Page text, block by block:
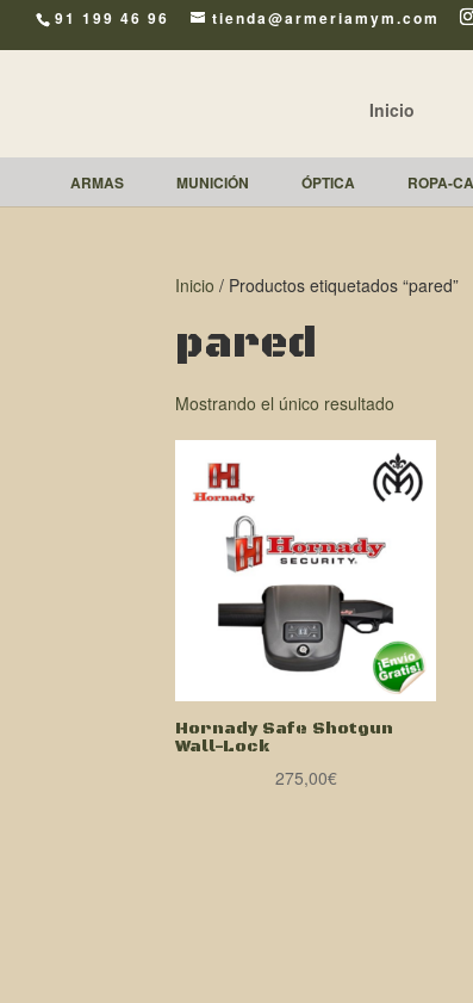
91 199 46 96 tienda@armeriamym.com
Inicio
ARMAS MUNICIÓN ÓPTICA ROPA-
Inicio / Productos etiquetados “pared”
pared
Mostrando el único resultado
Hornady Safe Shotgun
Wall-Lock
275,00€